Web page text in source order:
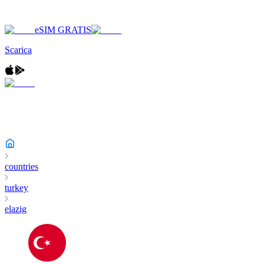
eSIM GRATIS
Scarica
countries
turkey
elazig